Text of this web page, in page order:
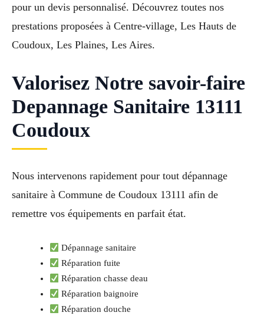
pour un devis personnalisé. Découvrez toutes nos
prestations proposées à Centre-village, Les Hauts de
Coudoux, Les Plaines, Les Aires.
Valorisez Notre savoir-faire
Depannage Sanitaire 13111
Coudoux
Nous intervenons rapidement pour tout dépannage
sanitaire à Commune de Coudoux 13111 afin de
remettre vos équipements en parfait état.
Dépannage sanitaire
Réparation fuite
Réparation chasse deau
Réparation baignoire
Réparation douche